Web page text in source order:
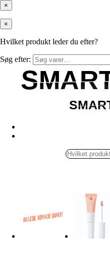
×
×
Hvilket produkt leder du efter?
Søg efter: